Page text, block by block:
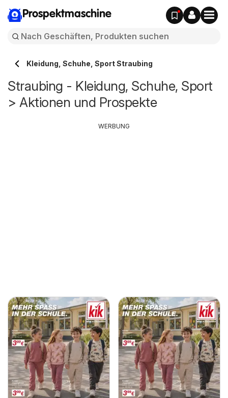
Prospektmaschine
Kleidung, Schuhe, Sport Straubing
Straubing - Kleidung, Schuhe, Sport
> Aktionen und Prospekte
WERBUNG